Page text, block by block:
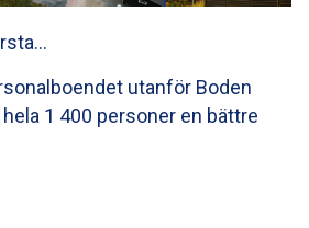
utanför Boden
1 400 personer en bättre